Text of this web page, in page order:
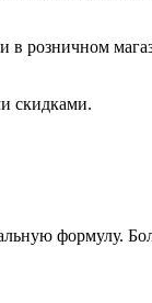
в розничном
скидками.
формулу.